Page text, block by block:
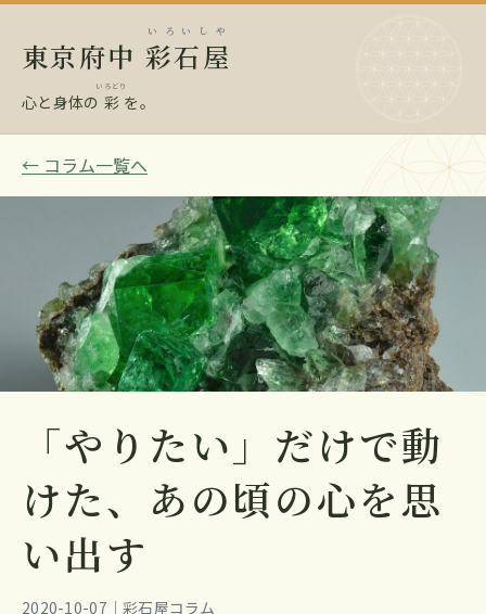
東京府中 彩石屋
いろいしや
心と身体の 彩
いろどり
を。
← コラム一覧へ
「やりたい」だけで動
けた、あの頃の心を思
い出す
2020-10-07｜彩石屋コラム